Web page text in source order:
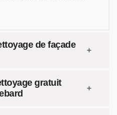
de façade
gratuit